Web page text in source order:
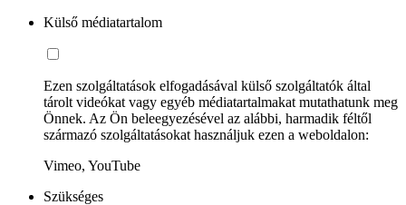
Külső médiatartalom
Ezen szolgáltatások elfogadásával külső szolgáltatók által
tárolt videókat vagy egyéb médiatartalmakat mutathatunk meg
Önnek. Az Ön beleegyezésével az alábbi, harmadik féltől
származó szolgáltatásokat használjuk ezen a weboldalon:
Vimeo, YouTube
Szükséges